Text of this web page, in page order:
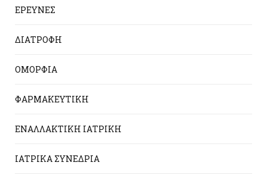
ΕΡΕΥΝΕΣ
ΔΙΑΤΡΟΦΗ
ΟΜΟΡΦΙΑ
ΦΑΡΜΑΚΕΥΤΙΚΗ
ΕΝΑΛΛΑΚΤΙΚΗ ΙΑΤΡΙΚΗ
ΙΑΤΡΙΚΑ ΣΥΝΕΔΡΙΑ